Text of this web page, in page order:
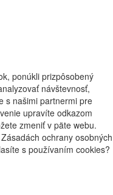
ponúkli prizpôsobený
návštevnosť,
s našimi partnermi pre
upravíte odkazom
zmeniť v päte webu.
ochrany osobných
s používaním cookies?